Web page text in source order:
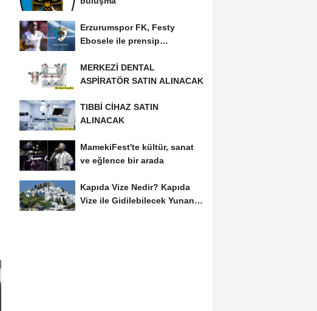
Erzurumspor FK, Festy
Ebosele ile prensip
MERKEZİ DENTAL
ASPİRATÖR SATIN ALINACAK
TIBBİ CİHAZ SATIN
ALINACAK
MamekiFest'te kültür, sanat
ve eğlence bir arada
Kapıda Vize Nedir? Kapıda
Vize ile Gidilebilecek Yunan